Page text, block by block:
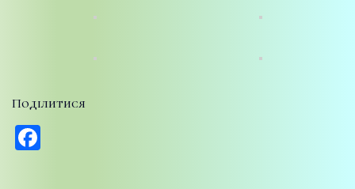
Поділитися